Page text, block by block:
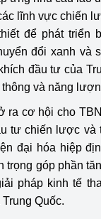
Bảo vệ nền
Doanh nghiệp
Xúc tiến
Thị trường
Thị trường
Ngành Công
Đại hội XIV
Phát triển công
lĩnh vực chiến
để phát triển
đổi xanh và
đầu tư của
và năng
ra cơ hội cho
tư chiến lược
đại hóa hiệp
trọng góp phần
pháp kinh tế
Quốc.